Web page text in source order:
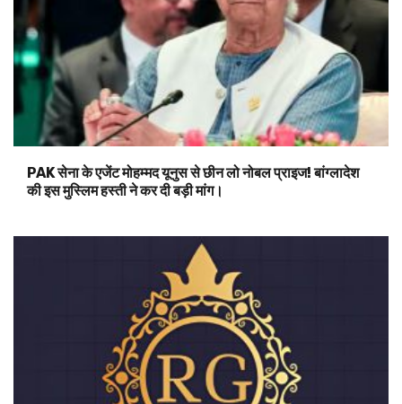
PAK सेना के एजेंट मोहम्मद यूनुस से छीन लो नोबल प्राइज! बांग्लादेश
की इस मुस्लिम हस्ती ने कर दी बड़ी मांग।